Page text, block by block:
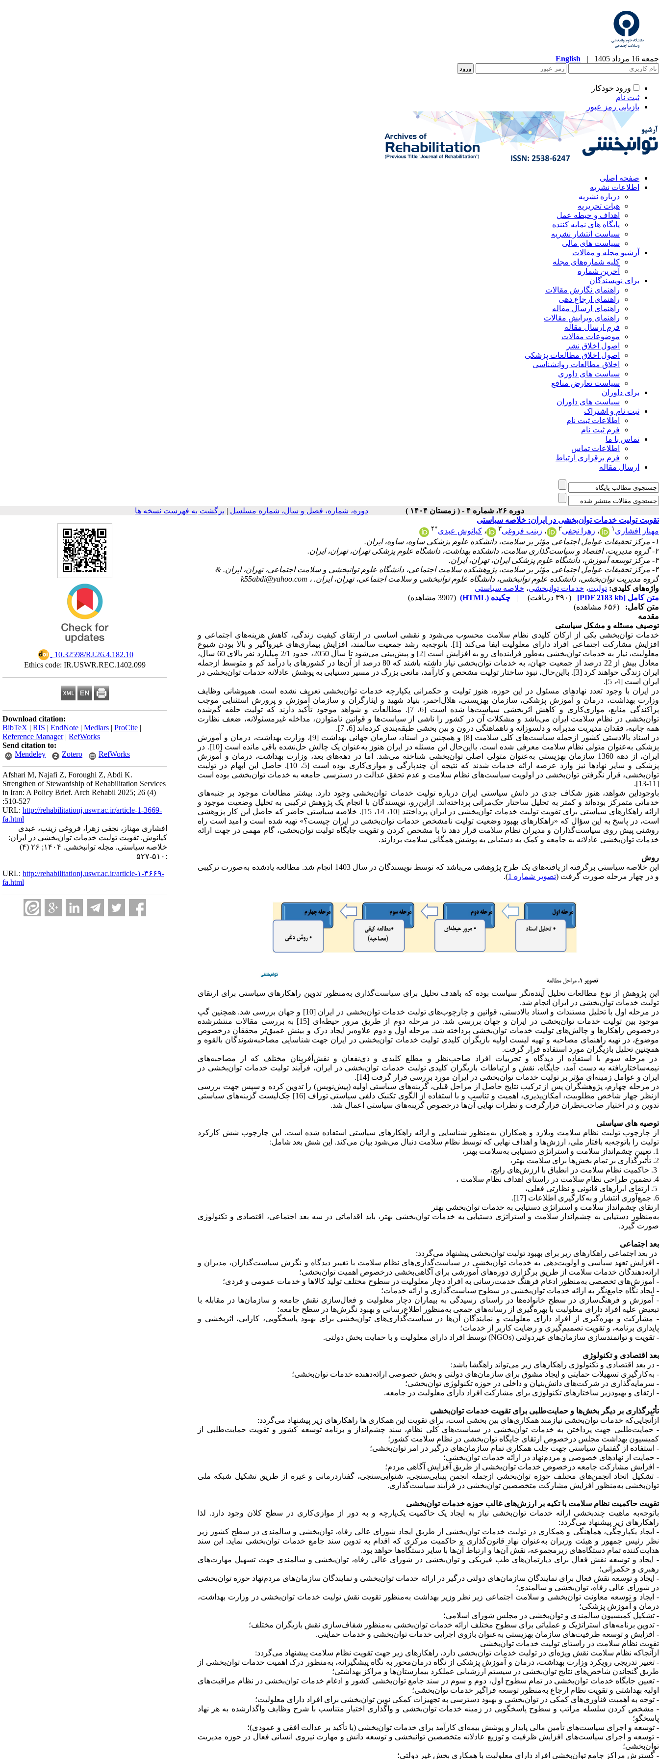
جمعه 16 مرداد 1405 |
English
ورود خودکار
ثبت نام
بازیابی رمز عبور
صفحه اصلی
اطلاعات نشریه
درباره نشریه
هیات تحریریه
اهداف و حیطه عمل
پایگاه های نمایه کننده
سیاست انتشار نشریه
سیاست های مالی
آرشیو مجله و مقالات
کلیه شماره‌های مجله
آخرین شماره
برای نویسندگان
راهنمای نگارش مقالات
راهنمای ارجاع دهی
راهنمای ارسال مقاله
راهنمای ویرایش مقالات
فرم ارسال مقاله
موضوعات مقالات
اصول اخلاق نشر
اصول اخلاق مطالعات پزشکی
اخلاق مطالعات روانشناسی
سیاست های داوری
سیاست تعارض منافع
برای داوران
سیاست های داوران
ثبت نام و اشتراک
اطلاعات ثبت نام
فرم ثبت نام
تماس با ما
اطلاعات تماس
فرم برقراری ارتباط
ارسال مقاله
دوره ۲۶، شماره ۴ - ( زمستان ۱۴۰۴ ) دوره، شماره، فصل و سال، شماره مسلسل | برگشت به فهرست نسخه ها
‎ 10.32598/RJ.26.4.182.10
Ethics code: IR.USWR.REC.1402.099
Download citation:
BibTeX | RIS | EndNote | Medlars | ProCite |
Reference Manager| RefWorks
Send citation to:
Mendeley
Zotero RefWorks
Afshari M, Najafi Z, Foroughi Z, Abdi K.
Strengthen of Stewardship of Rehabilitation Services
in Iran: A Policy Brief. Arch Rehabil 2025; 26 (4)
:510-527
URL: http://rehabilitationj.uswr.ac.ir/article-1-3669-
fa.html
افشاری مهناز، نجفی زهرا، فروغی زینب، عبدی
کیانوش. تقویت تولیت خدمات توا‌ن‌بخشی در ایران:
خلاصه سیاستی. مجله توانبخشی. ۱۴۰۴; ۲۶ (۴)
:۵۱۰-۵۲۷
URL: http://rehabilitationj.uswr.ac.ir/article-۱-۳۶۶۹-
fa.html
تقویت تولیت خدمات توا‌ن‌بخشی در ایران: خلاصه سیاستی
مهناز افشاری ۱ ، زهرا نجفی۲ ، زینب فروغی۳ ، کیانوش عبدی*۴
۱- مرکز تحقیقات عوامل اجتماعی مؤثر بر سلامت، دانشکده علوم پزشکی ساوه، ساوه، ایران.
۲- گروه مدیریت، اقتصاد و سیاست‌گذاری سلامت، دانشکده بهداشت، دانشگاه علوم پزشکی تهران، تهران، ایران.
۳- مرکز توسعه آموزش، دانشگاه علوم پزشکی ایران، تهران، ایران.
۴- مرکز تحقیقات عوامل اجتماعی مؤثر بر سلامت، پژوهشکده سلامت اجتماعی، دانشگاه علوم توانبخشی و سلامت اجتماعی، تهران، ایران. &
گروه مدیریت توا‌ن‌بخشی، دانشکده علوم توانبخشی، دانشگاه علوم توانبخشی و سلامت اجتماعی، تهران، ایران. ، k55abdi@yahoo.com
واژه‌های کلیدی: تولیت، خدمات توانبخشی، خلاصه سیاستی
متن کامل [PDF 2183 kb] (۳۹۰ دریافت) | چکیده (HTML)
(3907 مشاهده)
متن کامل:
(۶۵۶ مشاهده)
مقدمه
توصیف مسئله و مشکل سیاستی
خدمات توا‌ن‌بخشی یکی از ارکان کلیدی نظام سلامت محسوب می‌شود و نقشی اساسی در ارتقای کیفیت زندگی، کاهش هزینه‌های اجتماعی و
افزایش مشارکت اجتماعی افراد دارای معلولیت ایفا می‌کند [1]. با‌توجه‌به رشد جمعیت سالمند، افزایش بیماری‌های غیرواگیر و بالا بودن شیوع
معلولیت، نیاز به خدمات توا‌ن‌بخشی به‌طور فزاینده‌ای رو به افزایش است [2] و پیش‌بینی می‌شود تا سال 2050، حدود 2/1 میلیارد نفر بالای 60 سال،
معادل بیش از 22 درصد از جمعیت جهان، به خدمات توا‌ن‌بخشی نیاز داشته باشند که 80 درصد از آن‌ها در کشورهای با درآمد کم ‌و متوسط ازجمله
ایران زندگی خواهند کرد [3]. بااین‌حال، نبود ساختار تولیت مشخص و کارآمد، مانعی بزرگ در مسیر دستیابی به پوشش عادلانه خدمات توا‌ن‌بخشی در
ایران است [4، 5].
در ایران با وجود تعدد نهادهای مسئول در این حوزه، هنوز تولیت و حکمرانی یکپارچه خدمات توا‌ن‌بخشی تعریف نشده است. همپوشانی وظایف
وزارت بهداشت، درمان و آموزش پزشکی، سازمان بهزیستی، هلال‌احمر، بنیاد شهید و ایثارگران و سازمان آموزش و پرورش استثنایی موجب
پراکندگی منابع، موازی‌کاری و کاهش اثربخشی سیاست‌ها شده است [6، 7]. مطالعات و شواهد موجود تأکید دارند که تولیت حلقه گم‌شده
توا‌ن‌بخشی در نظام سلامت ایران می‌باشد و مشکلات آن در کشور را ناشی از سیاست‌ها و قوانین نامتوازن، مداخله غیرمسئولانه، ضعف نظارت
همه جانبه، فقدان مدیریت مدبرانه و دلسوزانه و ناهماهنگی درون و بین بخشی طبقه‌بندی کرده‌اند [6، 7].
در اسناد بالادستی کشور ازجمله سیاست‌های کلی سلامت [8] و همچنین در اسناد، سازمان جهانی بهداشت [9]، وزارت بهداشت، درمان و آموزش
پزشکی به‌عنوان متولی نظام سلامت معرفی شده است. بااین‌حال این مسئله در ایران هنوز به‌عنوان یک چالش حل‌نشده باقی مانده است [10]. در
ایران، از دهه 1360 سازمان بهزیستی به‌عنوان متولی اصلی توا‌ن‌بخشی شناخته می‌شد. اما در دهه‌های بعد، وزارت بهداشت، درمان و آموزش
پزشکی و سایر نهادها نیز وارد عرصه ارائه خدمات شدند که نتیجه آن چندپارگی و موازی‌کاری بوده است [5، 10]. حاصل این ابهام در تولیت
توا‌ن‌بخشی، قرار نگرفتن توا‌ن‌بخشی در اولویت سیاست‌های نظام سلامت و عدم تحقق عدالت در دسترسی جامعه به خدمات توا‌ن‌بخشی بوده است
[11-13].
باوجوداین شواهد، هنوز شکاف جدی در دانش سیاستی ایران درباره تولیت خدمات توا‌ن‌بخشی وجود دارد. بیشتر مطالعات موجود بر جنبه‌های
خدماتی متمرکز بوده‌اند و کمتر به تحلیل ساختار حک‌مرانی پرداخته‌اند. ازاین‌رو، نویسندگان با انجام یک پژوهش ترکیبی به تحلیل وضعیت موجود و
ارائه راهکارهای سیاستی برای تقویت تولیت خدمات توا‌ن‌بخشی در ایران پرداختند [10، 14، 15]. خلاصه سیاستی حاضر که حاصل این کار پژوهشی
است، در پاسخ به این سؤال که «راهکارهای بهبود وضعیت تولیت نامشخص خدمات توا‌ن‌بخشی در ایران چیست؟» تهیه شده است و امید است راه
روشنی پیش روی سیاست‌گذاران و مدیران نظام سلامت قرار دهد تا با مشخص کردن و تقویت جایگاه تولیت توا‌ن‌بخشی، گام مهمی در جهت ارائه
خدمات توا‌ن‌بخشی عادلانه به جامعه و کمک به دستیابی به پوشش همگانی سلامت بردارند.
روش
این خلاصه سیاستی برگرفته از یافته‌های یک طرح پژوهشی می‌باشد که توسط نویسندگان در سال 1403 انجام شد. مطالعه یادشده به‌صورت ترکیبی
و در چهار مرحله صورت گرفت (تصویر شماره 1 ).
این پژوهش از نوع مطالعات تحلیل آینده‌نگر سیاست بوده که باهدف تحلیل برای سیاست‌گذاری به‌منظور تدوین راهکارهای سیاستی برای ارتقای
تولیت خدمات توا‌ن‌بخشی در ایران انجام شد.
در مرحله اول با تحلیل مستندات و اسناد بالادستی، قوانین و چارچوب‌های تولیت خدمات توا‌ن‌بخشی در ایران [10] و جهان بررسی شد. همچنین گپ
موجود بین تولیت خدمات توا‌ن‌بخشی در ایران و جهان بررسی شد. در مرحله دوم از طریق مرور حیطه‌ای [15] به بررسی مقالات منتشرشده
درخصوص راهکارها و چالش‌های تولیت خدمات توا‌ن‌بخشی پرداخته شد. مرحله اول و دوم علاوه‌بر ایجاد درک و بینش عمیق‌تر محققان درخصوص
موضوع، در تهیه راهنمای مصاحبه و تهیه لیست اولیه بازیگران کلیدی تولیت خدمات توا‌ن‌بخشی در ایران جهت شناسایی مصاحبه‌شوندگان بالقوه و
همچنین تحلیل بازیگران مورد استفاده قرار گرفت.
در مرحله سوم با استفاده از دیدگاه و تجربیات افراد صاحب‌نظر و مطلع کلیدی و ذی‌نفعان و نقش‌آفرینان مختلف که از مصاحبه‌های
نیمه‌ساختاریافته به‌ دست آمد، جایگاه، نقش و ارتباطات بازیگران کلیدی تولیت خدمات توا‌ن‌بخشی در ایران، فرآیند تولیت خدمات توا‌ن‌بخشی در
ایران و عوامل زمینه‌ای مؤثر بر تولیت خدمات توا‌ن‌بخشی در ایران مورد بررسی قرار گرفت [14].
در مرحله چهارم، پژوهشگران پس از ترکیب نتایج حاصل از مراحل قبلی، گزینه‌های سیاستی اولیه (پیش‌نویس) را تدوین کرده و سپس جهت بررسی
ازنظر چهار شاخص مطلوبیت، امکان‌پذیری، اهمیت و تناسب و با استفاده از الگوی تکنیک دلفی سیاستی توراف [16] چک‌لیست گزینه‌های سیاستی
تدوین و در اختیار صاحب‌نظران قرارگرفت و نظرات نهایی آن‌ها درخصوص گزینه‌های سیاستی اعمال شد.
توصیه های سیاستی
از چارچوب تولیت نظام سلامت ویلارد و همکاران به‌منظور شناسایی و ارائه راهکارهای سیاستی استفاده شده است. این چارچوب شش کارکرد
تولیت را با‌توجه‌به بافتار ملی، ارزش‌ها و اهداف نهایی که توسط نظام سلامت دنبال می‌شود بیان می‌کند. این شش بعد شامل:
1. تعیین چشم‌انداز سلامت و استراتژی دستیابی به‌سلامت بهتر،
2. تأثیرگذاری بر تمام بخش‌ها برای سلامت بهتر،
4. تضمین طراحی نظام سلامت در راستای اهداف نظام سلامت ،
6. جمع‌آوری انتشار و به‌کارگیری اطلاعات [17].
ارتقای چشم‌انداز سلامت و استراتژی دستیابی به‌ خدمات توا‌ن‌بخشی بهتر
به‌منظور دستیابی به چشم‌انداز سلامت و استراتژی دستیابی به خدمات توا‌ن‌بخشی بهتر، باید اقداماتی در سه بعد اجتماعی، اقتصادی و تکنولوژی
صورت گیرد.
بعد اجتماعی
در بعد اجتماعی راهکارهای زیر برای بهبود تولیت توا‌ن‌بخشی پیشنهاد می‌گردد:
- افزایش تعهد سیاسی و اولویت‌دهی به خدمات توا‌ن‌بخشی در سیاست‌گذاری‌های نظام سلامت با تغییر دیدگاه‌ و نگرش سیاست‌گذاران، مدیران و
ارائه‌دهندگان خدمات سلامت از طریق برگزاری دوره‌های آموزشی برای آگاهی‌بخشی درخصوص اهمیت توا‌ن‌بخشی؛
- آموزش‌های تخصصی به‌منظور ادغام فرهنگ خدمت‌رسانی به افراد دچار معلولیت در سطوح مختلف تولید کالاها و خدمات عمومی و فردی؛
- ایجاد نگاه جامع‌نگر به ارائه خدمات توا‌ن‌بخشی در سطوح سیاست‌گذاری و ارائه خدمات؛
- آموزش و فرهنگ‌سازی در سطح خانواده‌ها در راستای رسیدگی به بیماران دچار معلولیت و فعال‌سازی نقش جامعه و سازمان‌ها در مقابله با
تبعیض علیه افراد دارای معلولیت با بهره‌گیری از رسانه‌های جمعی به‌منظور اطلاع‌رسانی و بهبود نگرش‌ها در سطح جامعه؛
- مشارکت و بهره‌گیری از افراد دارای معلولیت و نمایندگان آن‌ها در سیاست‌گذاری‌های توا‌ن‌بخشی برای بهبود پاسخگویی، کارایی، اثربخشی و
پایداری برنامه، و تقویت تصمیم‌گیری و رضایت کاربر از خدمات؛
- تقویت و توانمندسازی سازمان‌های غیردولتی (NGOs) توسط افراد دارای معلولیت و با حمایت بخش دولتی.
بعد اقتصادی و تکنولوژی
- در بعد اقتصادی و تکنولوژی راهکارهای زیر می‌تواند راهگشا باشد:
- به‌کارگیری تسهیلات حمایتی و ایجاد مشوق برای سازمان‌های دولتی و بخش خصوصی ارائه‌دهنده خدمات توا‌ن‌بخشی؛
- سرمایه‌گذاری در شرکت‌های دانش‌بنیان و داخلی در حوزه تکنولوژی توا‌ن‌بخشی؛
- ارتقای و بهبودزیر ساختارهای تکنولوژی برای مشارکت افراد دارای معلولیت در جامعه.
تأثیرگذاری بر دیگر بخش‌ها و حمایت‌طلبی برای تقویت خدمات توا‌ن‌بخشی
ازآنجایی‌که خدمات توا‌ن‌بخشی نیازمند همکاری‌های بین بخشی است، برای تقویت این همکاری ها راهکارهای زیر پیشنهاد می‌گردد:
- حمایت‌طلبی جهت پرداختن به خدمات توا‌ن‌بخشی در سیاست‌های کلی نظام، سند چشم‌انداز و برنامه توسعه کشور و تقویت حمایت‌طلبی از
کمیسیون بهداشت مجلس درخصوص ارتقای جایگاه توا‌ن‌بخشی در نظام سلامت کشور؛
- استفاده از گفتمان سیاستی جهت جلب همکاری تمام سازمان‌های درگیر در امر توا‌ن‌بخشی؛
- حمایت از نهادهای خصوصی و مردم‌نهاد در ارائه خدمات توا‌ن‌بخشی؛
- افزایش مشارکت جامعه درخصوص خدمات توا‌ن‌بخشی از طریق آفزایش آگاهی مردم؛
- تشکیل اتحاد انجمن‌های مختلف حوزه توا‌ن‌بخشی ازجمله انجمن بینایی‌سنجی، شنوایی‌سنجی، گفتاردرمانی و غیره از طریق تشکیل شبکه ملی
توا‌ن‌بخشی به‌منظور افزایش مشارکت متخصصین توا‌ن‌بخشی در فرآیند سیاست‌گذاری.
تقویت حاکمیت نظام سلامت با تکیه بر ارزش‌های غالب حوزه خدمات توا‌ن‌بخشی
با‌توجه‌به ماهیت چندبخشی ارائه خدمات توا‌ن‌بخشی نیاز به ایجاد یک حاکمیت یک‌پارچه و به دور از موازی‌کاری در سطح کلان وجود دارد. لذا
راهکارهای زیر پیشنهاد می‌گردد:
- ایجاد یکپارچگی، هماهنگی و همکاری در تولیت خدمات توا‌ن‌بخشی از طریق ایجاد شورای عالی رفاه، توا‌ن‌بخشی و سالمندی در سطح کشور زیر
نظر رئیس جمهور و هیئت وزیران به‌عنوان نهاد قانون‌گذاری و حاکمیت مرکزی که اقدام به تدوین سند جامع خدمات توا‌ن‌بخشی نماید. این سند
هدایت‌کننده تمام دستگاه‌های زیرمجموعه، نقش آن‌ها و ارتباط آن‌ها با سایر دستگاه‌ها خواهد بود.
- ایجاد و توسعه نقش فعال برای دپارتمان‌های طب فیزیکی و توا‌ن‌بخشی در شورای عالی رفاه، توا‌ن‌بخشی و سالمندی جهت تسهیل مهارت‌های
رهبری و حکمرانی؛
- ایجاد و توسعه نقش فعال برای نمایندگان سازمان‌های دولتی درگیر در ارائه خدمات توا‌ن‌بخشی و نمایندگان سازمان‌های مردم‌نهاد حوزه توا‌ن‌بخشی
در شورای عالی رفاه، توا‌ن‌بخشی و سالمندی؛
- ایجاد و توسعه معاونت توا‌ن‌بخشی و سلامت اجتماعی زیر نظر وزیر بهداشت به‌منظور تقویت نقش تولیت خدمات توا‌ن‌بخشی در وزارت بهداشت،
درمان و آموزش پزشکی؛
- تشکیل کمیسیون سالمندی و توا‌ن‌بخشی در مجلس شورای اسلامی؛
- تدوین برنامه‌های استراتژیک و عملیاتی برای سطوح مختلف ارائه خدمات توا‌ن‌بخشی به‌منظور شفاف‌سازی نقش بازیگران مختلف؛
- افزایش و توسعه ظرفیت‌های سازمان بهزیستی به‌عنوان بازوی اجرایی خدمات توا‌ن‌بخشی و خدمات حمایتی.
تقویت نظام سلامت در راستای تولیت خدمات توا‌ن‌بخشی
ازآنجاکه نظام سلامت نقش ویژه‌ای در تولیت خدمات توا‌ن‌بخشی دارد، راهکارهای زیر جهت تقویت نظام سلامت پیشنهاد می‌گردد:
- تغییر تدریجی رویکرد وزارت بهداشت، درمان و آموزش پزشکی از نگاه درمان‌محور به نگاه پیشگیرانه، به‌منظور درک اهمیت خدمات توا‌ن‌بخشی از
طریق گنجاندن شاخص‌های نتایج توا‌ن‌بخشی در سیستم ارزشیابی عملکرد بیمارستان‌ها و مراکز بهداشتی؛
- تعیین جایگاه خدمات توا‌ن‌بخشی در تمام سطوح اول، دوم و سوم در سند جامع توا‌ن‌بخشی کشور و ادغام خدمات توا‌ن‌بخشی در نظام مراقبت‌های
اولیه بهداشتی و تقویت نظام ارجاع به‌منظور توسعه فراگیر خدمات توا‌ن‌بخشی؛
- توجه به اهمیت فناوری‌های کمکی در توا‌ن‌بخشی و بهبود دسترسی به تجهیزات کمکی نوین توا‌ن‌بخشی برای افراد دارای معلولیت؛
- مشخص کردن سلسله مراتب و سطوح پاسخگویی در زمینه خدمات توا‌ن‌بخشی و واگذاری اختیار متناسب با شرح وظایف واگذارشده به هر نهاد
پاسخگو؛
- توسعه و اجرای سیاست‌های تأمین مالی پایدار و پوشش بیمه‌ای کارآمد برای خدمات توا‌ن‌بخشی (با تأکید بر عدالت افقی و عمودی)؛
- توسعه و اجرای سیاست‌های افزایش ظرفیت و توزیع عادلانه متخصصین توانبخشی و توسعه دانش و مهارت نیروی انسانی فعال در حوزه مدیریت
توا‌ن‌بخشی؛
- گسترش مراکز جامع توا‌ن‌بخشی افراد دارای معلولیت با همکاری بخش غیر دولتی؛